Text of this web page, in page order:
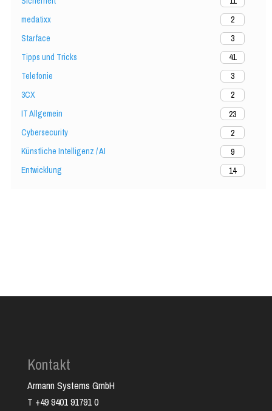
medatixx
2
Starface
3
Tipps und Tricks
41
Telefonie
3
3CX
2
IT Allgemein
23
Cybersecurity
2
Künstliche Intelligenz / AI
9
Entwicklung
14
Kontakt
Armann Systems GmbH
T +49 9401 91791 0